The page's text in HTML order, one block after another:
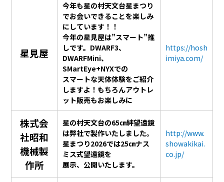
星見屋
今年も星の村天文台星まつり
でお会いできることを楽しみ
にしています！！
今年の星見屋は”スマート”推
しです。DWARF3、
DWARFMini、
SMartEye+NYXでの
スマートな天体体験をご紹介
しますよ！もちろんアウトレ
ット販売もお楽しみに
https://hosh
imiya.com/
株式会
社昭和
機械製
作所
星の村天文台の65㎝絆望遠鏡
は弊社で製作いたしました。
星まつり2026では25㎝ナス
ミス式望遠鏡を
展示、公開いたします。
http://www.
showakikai.
co.jp/